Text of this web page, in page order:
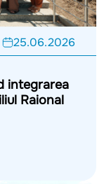
25.06.2026
integrarea
Raional